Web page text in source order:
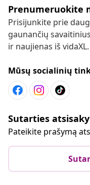
Prenumeruokite
Prisijunkite prie
gaunančių
ir naujienas iš vidaXL.
Mūsų socialinių
Sutarties
Pateikite prašymą